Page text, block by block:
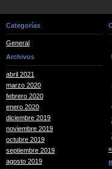
Categorías
General
Archivos
abril 2021
marzo 2020
febrero 2020
enero 2020
diciembre 2019
noviembre 2019
octubre 2019
septiembre 2019
agosto 2019